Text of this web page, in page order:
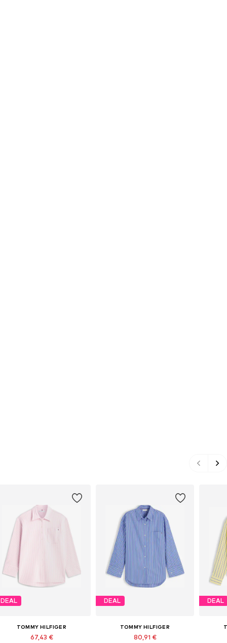
DEAL
TOMMY HILFIGER
67,43 €
DEAL
TOMMY HILFIGER
80,91 €
DEAL